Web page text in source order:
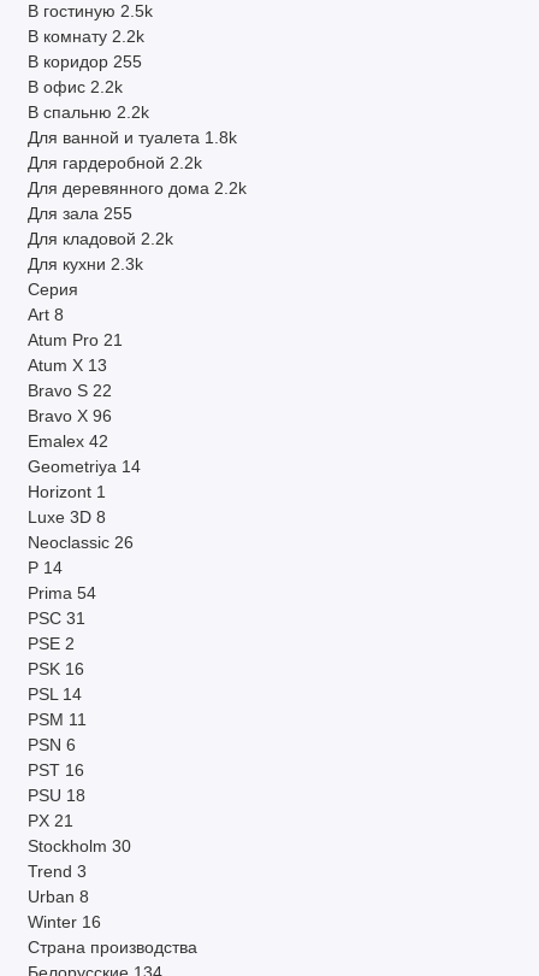
В гостиную 2.5k
В комнату 2.2k
В коридор 255
В офис 2.2k
В спальню 2.2k
Для ванной и туалета 1.8k
Для гардеробной 2.2k
Для деревянного дома 2.2k
Для зала 255
Для кладовой 2.2k
Для кухни 2.3k
Серия
Art 8
Atum Pro 21
Atum X 13
Bravo S 22
Bravo X 96
Emalex 42
Geometriya 14
Horizont 1
Luxe 3D 8
Neoclassic 26
P 14
Prima 54
PSC 31
PSE 2
PSK 16
PSL 14
PSM 11
PSN 6
PST 16
PSU 18
PX 21
Stockholm 30
Trend 3
Urban 8
Winter 16
Страна производства